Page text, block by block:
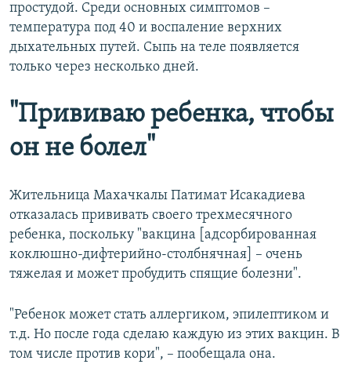
простудой. Среди основных симптомов –
температура под 40 и воспаление верхних
дыхательных путей. Сыпь на теле появляется
только через несколько дней.
"Прививаю ребенка, чтобы
он не болел"
Жительница Махачкалы Патимат Исакадиева
отказалась прививать своего трехмесячного
ребенка, поскольку "вакцина [адсорбированная
коклюшно-дифтерийно-столбнячная] – очень
тяжелая и может пробудить спящие болезни".
"Ребенок может стать аллергиком, эпилептиком и
т.д. Но после года сделаю каждую из этих вакцин. В
том числе против кори", – пообещала она.